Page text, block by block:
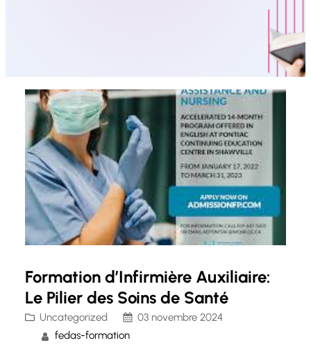
Formation d’Infirmière Auxiliaire:
Le Pilier des Soins de Santé
Uncategorized
03 novembre 2024
fedas-formation